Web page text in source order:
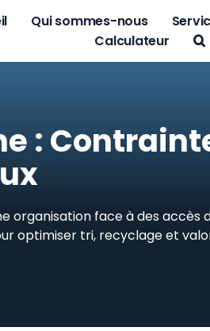
Qui sommes-nous
Calculateur
:
organisation face à des accès
optimiser tri, recyclage et